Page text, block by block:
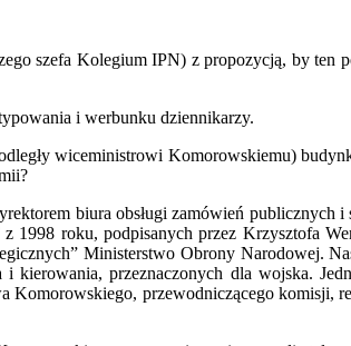
szefa Kolegium IPN) z propozycją, by ten
i werbunku dziennikarzy.
wiceministrowi Komorowskiemu)
biura obsługi zamówień publicznych
roku, podpisanych przez Krzysztofa
Ministerstwo Obrony Narodowej.
przeznaczonych dla wojska.
przewodniczącego komisji,